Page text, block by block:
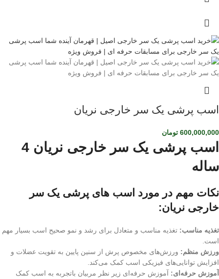
اسب پرشی یک سر خارجی نریان
600,000,000 تومان
اسب پرشی یک سر خارجی نریان 4
ساله
نکات مهم در مورد اسب های پرشی یک سر
خارجی نریان:
تغذیه مناسب: تغذیه مناسب و متعادل برای رشد و نمو صحیح اسب بسیار مهم
است.
ورزش منظم: ورزش‌های مخصوص پرش از سنین پایین به تقویت عضلات و
افزایش توانایی‌های فیزیکی اسب کمک می‌کند.
آموزش حرفه‌ای: آموزش حرفه‌ای زیر نظر مربیان باتجربه به اسب کمک